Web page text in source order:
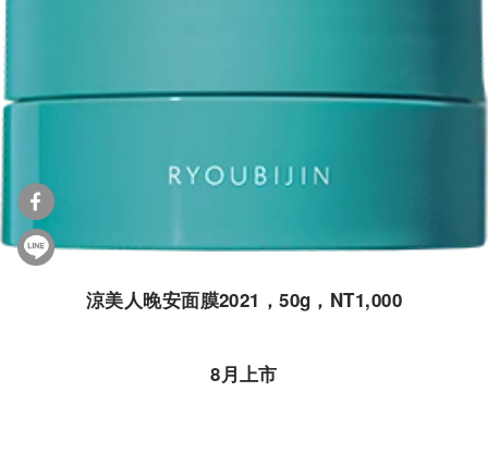
涼美人晚安面膜2021，50g，NT1,000
8月上市